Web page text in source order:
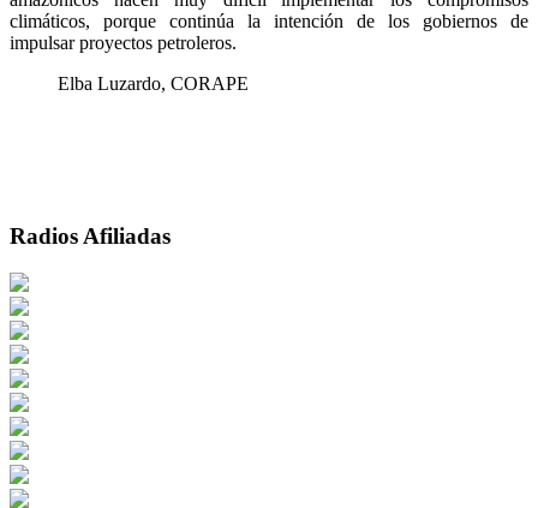
climáticos, porque continúa la intención de los gobiernos de
impulsar proyectos petroleros.
Elba Luzardo, CORAPE
Radios Afiliadas